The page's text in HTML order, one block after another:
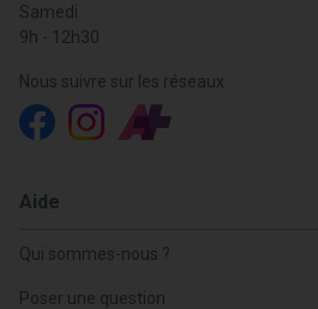
Samedi
9h - 12h30
Nous suivre sur les réseaux
Aide
Qui sommes-nous ?
Poser une question